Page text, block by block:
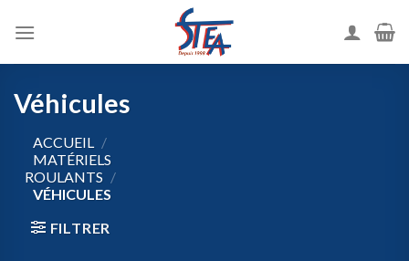
Véhicules
ACCUEIL /
MATÉRIELS
ROULANTS /
VÉHICULES
FILTRER